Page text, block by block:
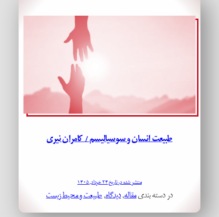
طبیعت انسان و سوسیالیسم / کامران نیری
منتشر شده در تاریخ ۲۴ خرداد, ۱۴۰۵
در دسته بندیمقاله, دیدگاه, طبیعت و محیط زیست